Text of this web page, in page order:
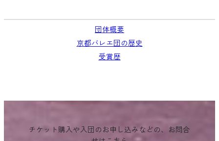
団体概要
京都バレエ団の歴史
受賞歴
チケット購入や入団のお申し込みなどの、お問合